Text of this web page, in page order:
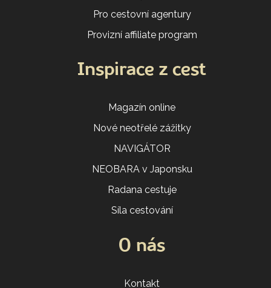
Pro cestovní agentury
Provizní affiliate program
Inspirace z cest
Magazín online
Nové neotřelé zážitky
NAVIGÁTOR
NEOBARA v Japonsku
Radana cestuje
Síla cestování
O nás
Kontakt